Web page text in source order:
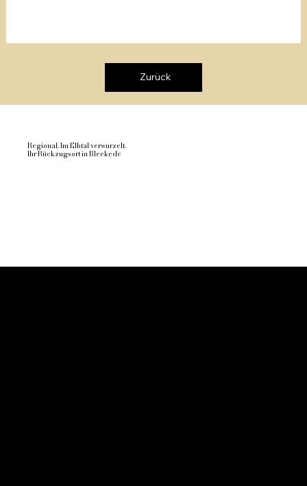
Zurück
Regional. Im Elbtal verwurzelt.
Ihr Rückzugsort in Bleckede